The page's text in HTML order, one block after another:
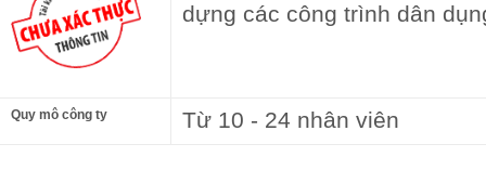
dựng các công trình dân
Quy mô công ty Từ 10 - 24 nhân viên